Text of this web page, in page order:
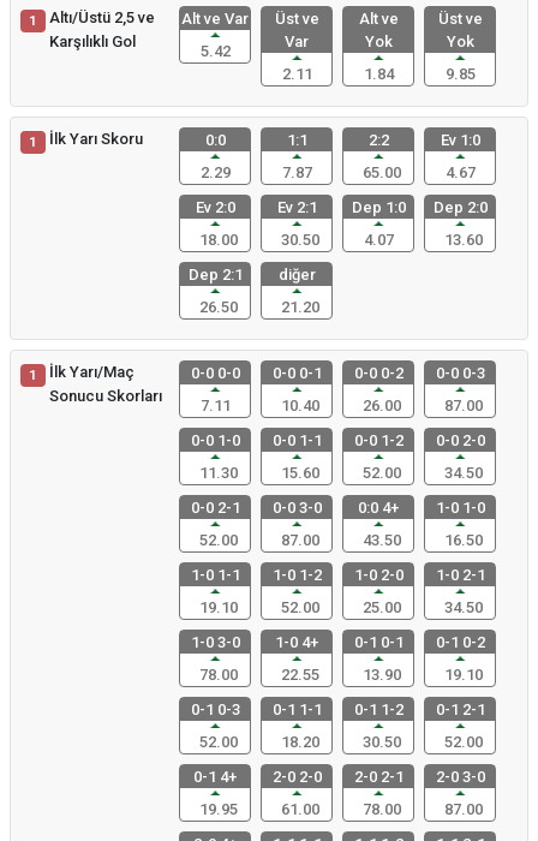
1
Altı/Üstü 2,5 ve
Karşılıklı Gol
Alt ve Var
5.42
Üst ve
Var
2.11
Alt ve
Yok
1.84
Üst ve
Yok
9.85
1 İlk Yarı Skoru
0:0
2.29
1:1
7.87
2:2
65.00
Ev 1:0
4.67
Ev 2:0
18.00
Ev 2:1
30.50
Dep 1:0
4.07
Dep 2:0
13.60
Dep 2:1
26.50
diğer
21.20
1
İlk Yarı/Maç
Sonucu Skorları
0-0 0-0
7.11
0-0 0-1
10.40
0-0 0-2
26.00
0-0 0-3
87.00
0-0 1-0
11.30
0-0 1-1
15.60
0-0 1-2
52.00
0-0 2-0
34.50
0-0 2-1
52.00
0-0 3-0
87.00
0:0 4+
43.50
1-0 1-0
16.50
1-0 1-1
19.10
1-0 1-2
52.00
1-0 2-0
25.00
1-0 2-1
34.50
1-0 3-0
78.00
1-0 4+
22.55
0-1 0-1
13.90
0-1 0-2
19.10
0-1 0-3
52.00
0-1 1-1
18.20
0-1 1-2
30.50
0-1 2-1
52.00
0-1 4+
19.95
2-0 2-0
61.00
2-0 2-1
78.00
2-0 3-0
87.00